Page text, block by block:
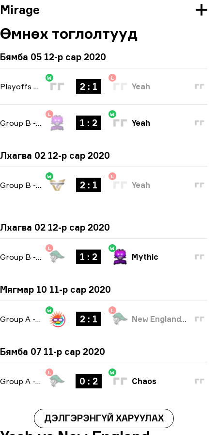
Mirage
Өмнөх тоглолтууд
Бямба 05 12-р сар 2020
Playoffs bo3
W
2 : 1
L
Yeah
Group B - bo3
L
1 : 2
W
Yeah
Лхагва 02 12-р сар 2020
Group B - bo3
W
2 : 1
L
Yeah
Лхагва 02 12-р сар 2020
Group B - bo3
L
1 : 2
W
Mythic
Мягмар 10 11-р сар 2020
Group A - bo3
W
2 : 1
L
New England Whalers
Бямба 07 11-р сар 2020
Group A - bo3
L
0 : 2
W
Chaos
ДЭЛГЭРЭНГҮЙ ХАРУУЛАХ